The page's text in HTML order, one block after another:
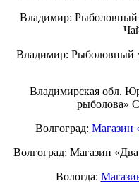
Владимир: Рыболовный
Владимир: Рыболовный
Владимирская обл.
рыболова»
Волгоград: Магазин
Волгоград: Магазин
Вологда: